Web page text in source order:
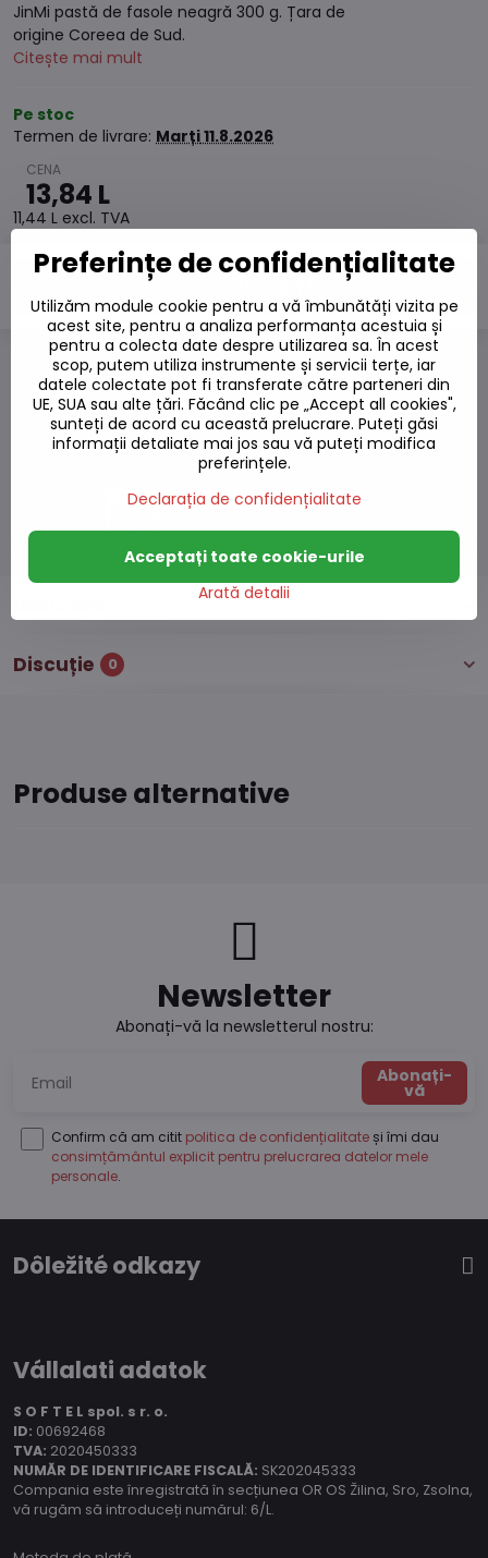
JinMi pastă de fasole neagră 300 g. Țara de
origine Coreea de Sud.
Citește mai mult
Pe stoc
Termen de livrare: Marți11.8.2026
13,84 L
11,44 L excl. TVA
Adaugă la Coș
Adaugă la favorite
Adăugați la listă
Watchdog
Livrări
S7#SK#412011#1
Discuție 0
Produse alternative
Newsletter
Abonați-vă la newsletterul nostru:
Abonați-
vă
Confirm că am citit politica de confidențialitate și îmi dau
consimțământul explicit pentru prelucrarea datelor mele
personale.
Dôležité odkazy
Vállalati adatok
S O F T E L spol. s r. o.
ID: 00692468
TVA: 2020450333
NUMĂR DE IDENTIFICARE FISCALĂ: SK202045333
Compania este înregistrată în secțiunea OR OS Žilina, Sro, Zsolna,
vă rugăm să introduceți numărul: 6/L.
Preferințe de confidențialitate
Utilizăm module cookie pentru a vă îmbunătăți vizita pe
acest site, pentru a analiza performanța acestuia și
pentru a colecta date despre utilizarea sa. În acest
scop, putem utiliza instrumente și servicii terțe, iar
datele colectate pot fi transferate către parteneri din
UE, SUA sau alte țări. Făcând clic pe „Accept all cookies",
sunteți de acord cu această prelucrare. Puteți găsi
informații detaliate mai jos sau vă puteți modifica
preferințele.
Declarația de confidențialitate
Arată detalii
Acceptați toate cookie-urile